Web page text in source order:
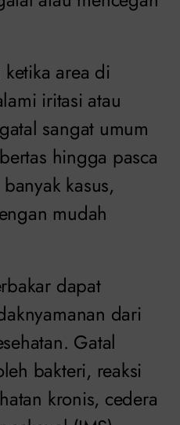
area di
iritasi atau
sangat umum
hingga pasca
kasus,
mudah
dapat
dari
Gatal
bakteri, reaksi
kronis, cedera